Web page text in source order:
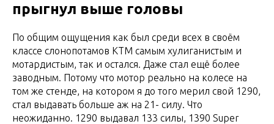
прыгнул выше головы
По общим ощущения как был среди всех в своём
классе слонопотамов КТМ самым хулиганистым и
мотардистым, так и остался. Даже стал ещё более
заводным. Потому что мотор реально на колесе на
том же стенде, на котором я до того мерил свой 1290,
стал выдавать больше аж на 21- силу. Что
неожиданно. 1290 выдавал 133 силы, 1390 Super